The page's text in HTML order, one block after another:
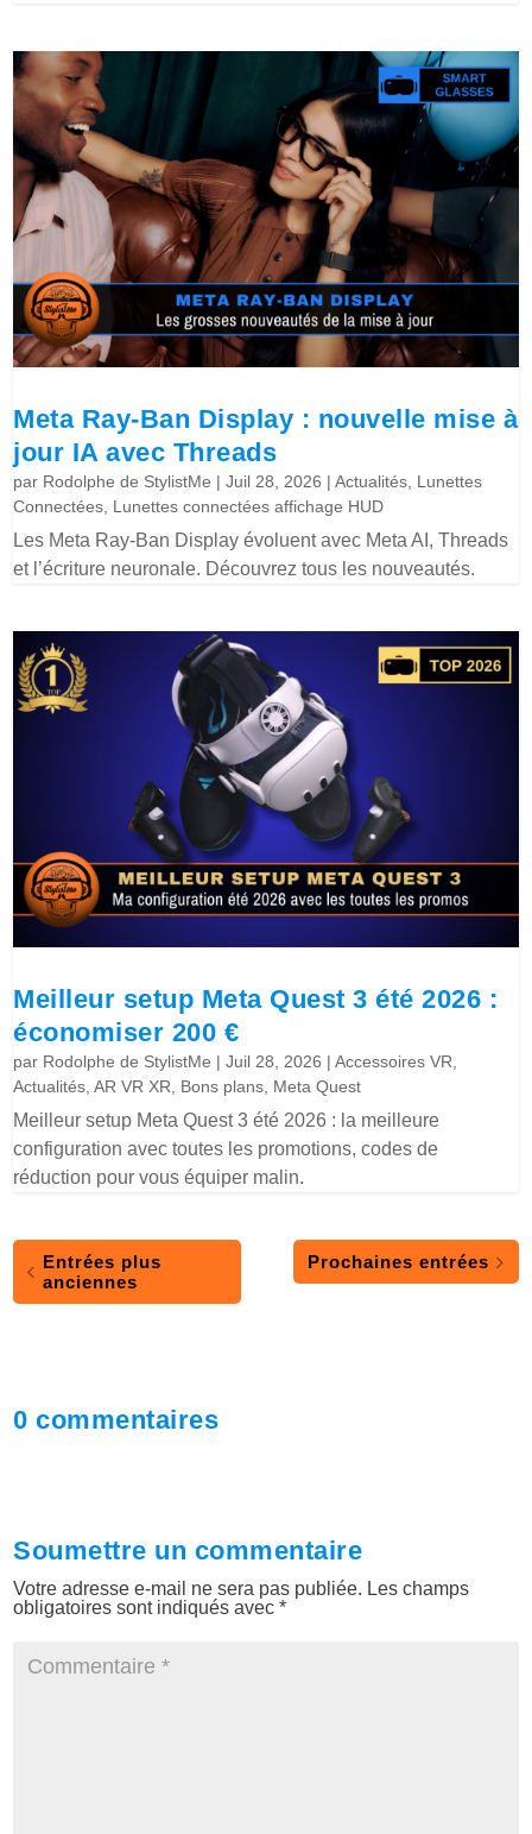
Meta Ray-Ban Display : nouvelle mise à
jour IA avec Threads
par Rodolphe de StylistMe |Juil 28, 2026 |Actualités Lunettes
Connectées Lunettes connectées affichage HUD
Les Meta Ray-Ban Display évoluent avec Meta AI, Threads
et l’écriture neuronale. Découvrez tous les nouveautés.
Meilleur setup Meta Quest 3 été 2026 :
économiser 200 €
par Rodolphe de StylistMe |Juil 28, 2026 |Accessoires VR
Actualités ,AR VR XR Bons plans Meta Quest
Meilleur setup Meta Quest 3 été 2026 : la meilleure
configuration avec toutes les promotions, codes de
réduction pour vous équiper malin.
Entrées plus
anciennes
Prochaines entrées
0 commentaires
Soumettre un commentaire
Votre adresse e-mail ne sera pas publiée. Les champs
obligatoires sont indiqués avec*